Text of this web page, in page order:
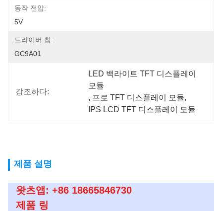
동작 전압:
5V
드라이버 칩:
GC9A01
강조하다:
LED 백라이트 TFT 디스플레이
모듈
, 프로 TFT 디스플레이 모듈,
IPS LCD TFT 디스플레이 모듈
제품 설명
왓츠앱: +86 18665846730
제품 링